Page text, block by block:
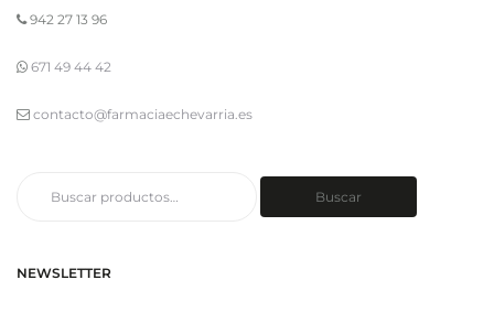
942 27 13 96
671 49 44 42
contacto@farmaciaechevarria.es
Buscar
NEWSLETTER